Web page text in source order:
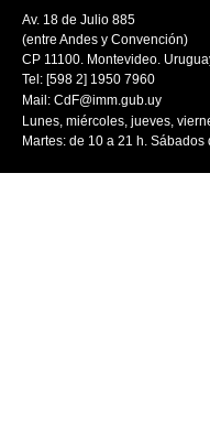
Av. 18 de Julio 885
(entre Andes y Convención)
CP 11100. Montevideo.
Tel: [598 2] 1950 7960
Mail: CdF@imm.gub.uy
Lunes, miércoles, jueves,
Martes: de 10 a 21 h. Sábados